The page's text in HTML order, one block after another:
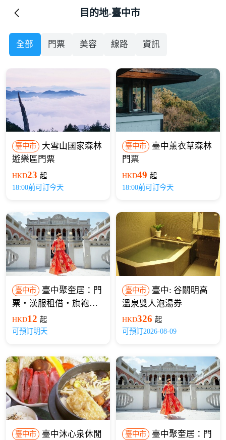
目的地-臺中市
全部 門票 美容 線路 資訊
臺中市
大雪山國家森林
遊樂區門票
HKD23 起
18:00前可訂今天
臺中市
臺中薰衣草森林
門票
HKD49 起
18:00前可訂今天
臺中市
臺中聚奎居：門
票・漢服租借・旗袍租
借
HKD12 起
可預訂明天
臺中市
臺中: 谷關明高
溫泉雙人泡湯券
HKD326 起
可預訂2026-08-09
臺中市
臺中沐心泉休閒
臺中市
臺中聚奎居：門